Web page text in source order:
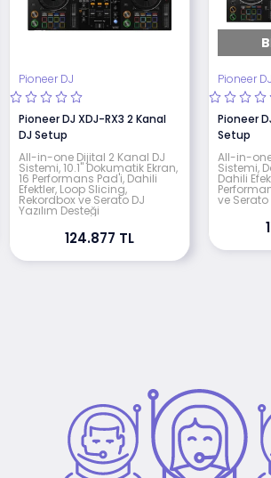
Pioneer DJ
Pioneer DJ XDJ-RX3 2 Kanal
DJ Setup
All-in-one Dijital 2 Kanal DJ
Sistemi, 10.1" Dokumatik Ekran,
16 Performans Pad'i, Dahili
Efektler, Loop Slicing,
Rekordbox ve Serato DJ
Yazılım Desteği
124.877 TL
Pioneer DJ
Pioneer
Setup
All-in-
Sistemi,
Dahili
ve Serato